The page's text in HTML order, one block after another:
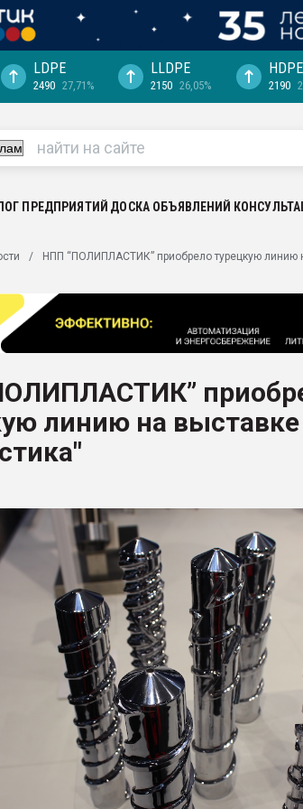
выходит на
рынке
ПЭТ
LDPE
2490 27,71%
LLDPE
2150 26,05% 2190
ПРЕДПРИЯТИЙ ДОСКА ОБЪЯВЛЕНИЙ
НПП “ПОЛИПЛАСТИК” приобрело турецкую линию
линию на выставке